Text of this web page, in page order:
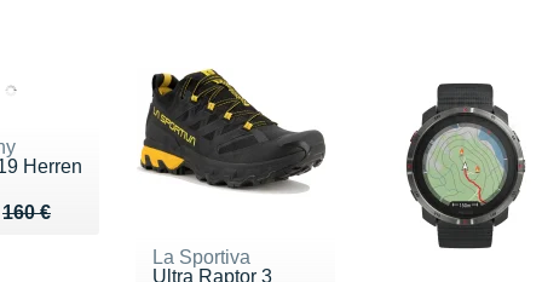
Herren
160 €160 €
€
La Sportiva
Ultra Raptor 3